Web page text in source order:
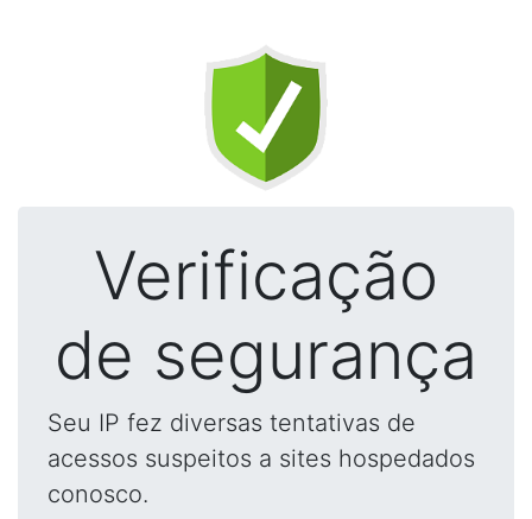
Verificação
de segurança
Seu IP fez diversas tentativas de
acessos suspeitos a sites hospedados
conosco.